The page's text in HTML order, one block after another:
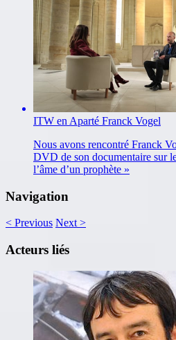
ITW en Aparté Franck Vogel
Nous avons rencontré Franck
DVD de son documentaire sur
l’âme d’un prophète »
Navigation
< Previous Next >
Acteurs liés